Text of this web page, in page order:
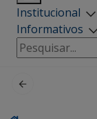
Institucional
Informativos
Pesquisar
por: